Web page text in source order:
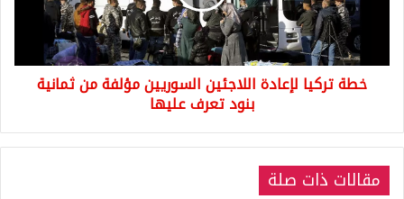
بنود
تعرفخطة تركيا لإعادة اللاجئين السوريين مؤلفة من ثمانية
بنود تعرف عليها
مقالات ذات صلة